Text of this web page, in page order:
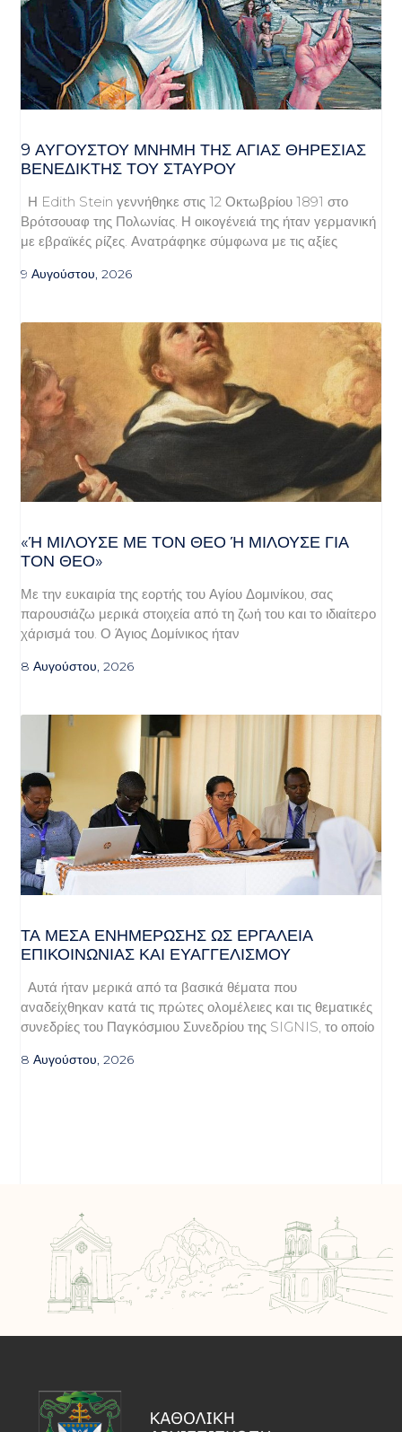
9 ΑΥΓΟΥΣΤΟΥ ΜΝΗΜΗ ΤΗΣ ΑΓΙΑΣ ΘΗΡΕΣΙΑΣ
ΒΕΝΕΔΙΚΤΗΣ ΤΟΥ ΣΤΑΥΡΟΥ
Η Edith Stein γεννήθηκε στις 12 Οκτωβρίου 1891 στο
Βρότσουαφ της Πολωνίας. Η οικογένειά της ήταν γερμανική
με εβραϊκές ρίζες. Ανατράφηκε σύμφωνα με τις αξίες
9 Αυγούστου, 2026
«Ή ΜΙΛΟΎΣΕ ΜΕ ΤΟΝ ΘΕΌ Ή ΜΙΛΟΎΣΕ ΓΙΑ ΤΟ
Ν ΘΕΌ»
Με την ευκαιρία της εορτής του Αγίου Δομινίκου, σας
παρουσιάζω μερικά στοιχεία από τη ζωή του και το ιδιαίτερο
χάρισμά του. Ο Άγιος Δομίνικος ήταν
8 Αυγούστου, 2026
ΤΑ ΜΈΣΑ ΕΝΗΜΈΡΩΣΗΣ ΩΣ ΕΡΓΑΛΕΊΑ
ΕΠΙΚΟΙΝΩΝΊΑΣ ΚΑΙ ΕΥΑΓΓΕΛΙΣΜΟΎ
Αυτά ήταν μερικά από τα βασικά θέματα που
αναδείχθηκαν κατά τις πρώτες ολομέλειες και τις θεματικές
συνεδρίες του Παγκόσμιου Συνεδρίου της SIGNIS, το οποίο
8 Αυγούστου, 2026